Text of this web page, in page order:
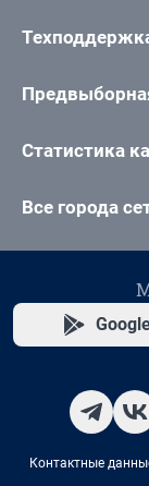
Статистика
Все города
Контактные